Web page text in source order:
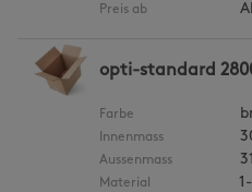
Preis ab
opti-standard
Farbe
Innenmass
Aussenmass
Material